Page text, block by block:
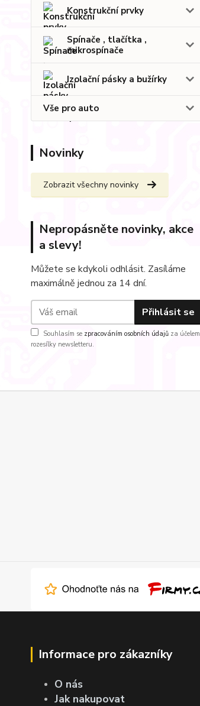
Konstrukční prvky
Spínače , tlačítka ,
mikrospínače
Izolační pásky a bužírky
Vše pro auto
Novinky
Zobrazit všechny novinky
Nepropásněte novinky, akce
a slevy!
Můžete se kdykoli odhlásit. Zasíláme
maximálně jednou za 14 dní.
Přihlásit se
Souhlasím se zpracováním osobních údajů za účelem
rozesílky newsletteru.
Informace pro zákazníky
O nás
Jak nakupovat